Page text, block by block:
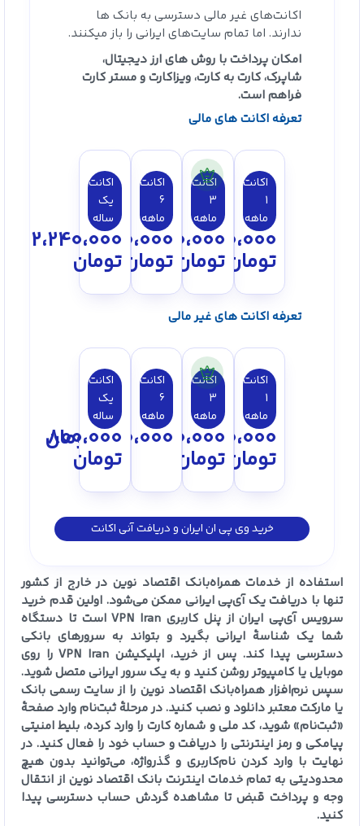
اکانت‌های غیر مالی دسترسی به بانک ها
ندارند. اما تمام سایت‌های ایرانی را باز میکنند.
امکان پرداخت با روش های ارز دیجیتال،
شاپرک، کارت به کارت، ویزاکارت و مستر کارت
فراهم است.
تعرفه اکانت های مالی
اکانت
1
ماهه
300،000
تومان
اکانت
3
ماهه
750،000
تومان
اکانت
6
ماهه
1،350،000
تومان
اکانت
یک
ساله
2،240،000
تومان
تعرفه اکانت های غیر مالی
اکانت
1
ماهه
150،000
تومان
اکانت
3
ماهه
250،000
تومان
اکانت
6
ماهه
450،000تومان
اکانت
یک
ساله
800،000
تومان
خرید وی پی ان ایران و دریافت آنی اکانت
استفاده از خدمات همراه‌بانک اقتصاد نوین در خارج از کشور
تنها با دریافت یک آی‌پی ایرانی ممکن می‌شود. اولین قدم خرید
سرویس آی‌پی ایران از پنل کاربری VPN Iran است تا دستگاه
شما یک شناسهٔ ایرانی بگیرد و بتواند به سرورهای بانکی
دسترسی پیدا کند. پس از خرید، اپلیکیشن VPN Iran را روی
موبایل یا کامپیوتر روشن کنید و به یک سرور ایرانی متصل شوید.
سپس نرم‌افزار همراه‌بانک اقتصاد نوین را از سایت رسمی بانک
یا مارکت معتبر دانلود و نصب کنید. در مرحلهٔ ثبت‌نام وارد صفحهٔ
«ثبت‌نام» شوید، کد ملی و شماره کارت را وارد کرده، بلیط امنیتی
پیامکی و رمز اینترنتی را دریافت و حساب خود را فعال کنید. در
نهایت با وارد کردن نام‌کاربری و گذرواژه، می‌توانید بدون هیچ
محدودیتی به تمام خدمات اینترنت بانک اقتصاد نوین از انتقال
وجه و پرداخت قبض تا مشاهده گردش حساب دسترسی پیدا
کنید.